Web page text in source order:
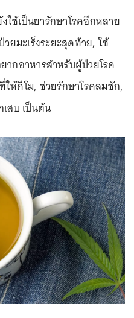
ช้เป็นยารักษาโรคอีกหลาย
ยมะเร็งระยะสุดท้าย, ใช้
กอาหารสำหรับผู้ป่วยโรค
ห้คีโม, ช่วยรักษาโรคลมชัก,
สบ เป็นต้น